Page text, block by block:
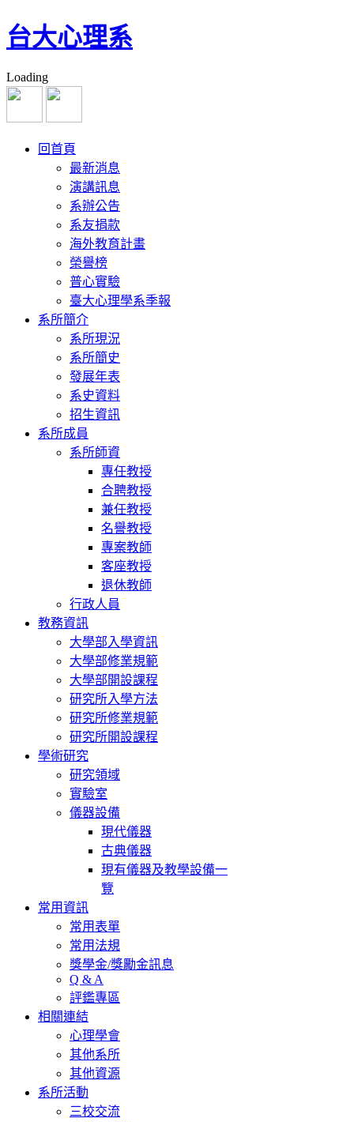
台大心理系
Loading
回首頁
最新消息
演講訊息
系辦公告
系友捐款
海外教育計畫
榮譽榜
普心實驗
臺大心理學系季報
系所簡介
系所現況
系所簡史
發展年表
系史資料
招生資訊
系所成員
系所師資
專任教授
合聘教授
兼任教授
名譽教授
專案教師
客座教授
退休教師
行政人員
教務資訊
大學部入學資訊
大學部修業規範
大學部開設課程
研究所入學方法
研究所修業規範
研究所開設課程
學術研究
研究領域
實驗室
儀器設備
現代儀器
古典儀器
現有儀器及教學設備一
覽
常用資訊
常用表單
常用法規
獎學金/獎勵金訊息
Q & A
評鑑專區
相關連結
心理學會
其他系所
其他資源
系所活動
三校交流